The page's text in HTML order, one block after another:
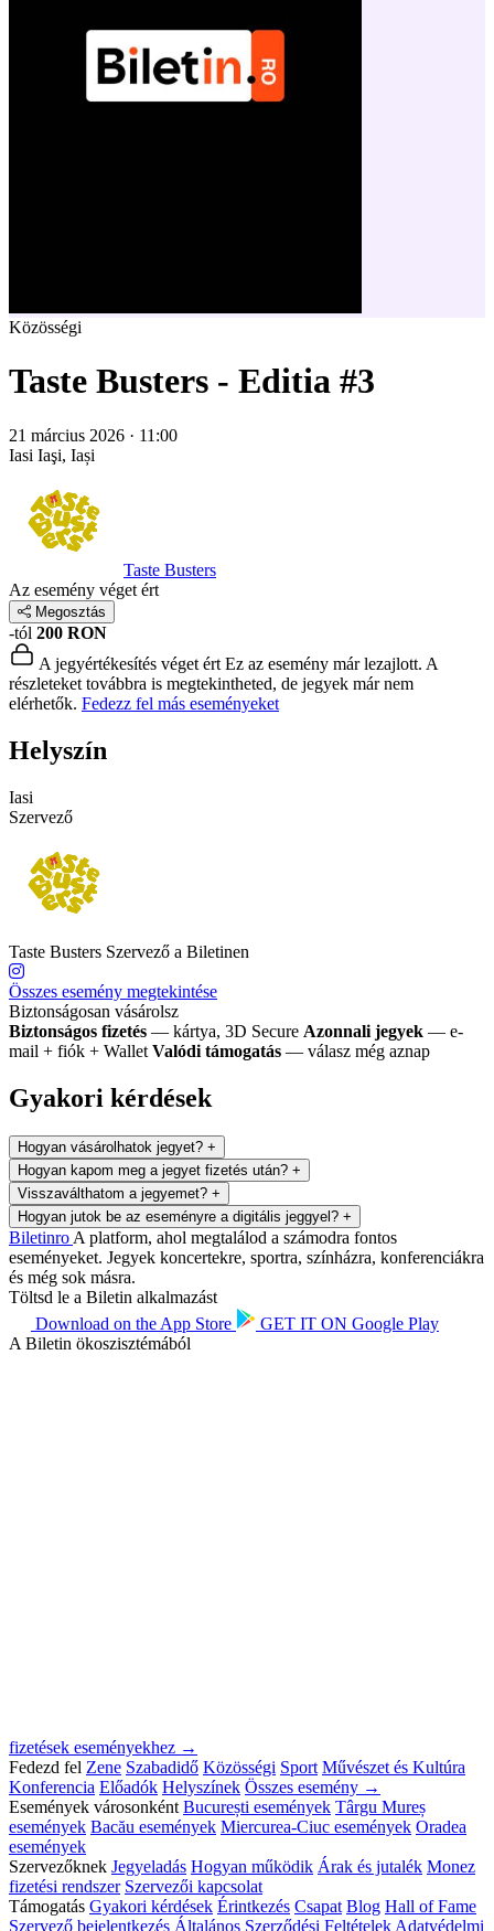
Közösségi
Taste Busters - Editia #3
21 március 2026 · 11:00
Iasi Iaşi, Iași
Taste Busters
Az esemény véget ért
Megosztás
-tól 200 RON
A jegyértékesítés véget ért Ez az esemény már lezajlott. A
részleteket továbbra is megtekintheted, de jegyek már nem
elérhetők. Fedezz fel más eseményeket
Helyszín
Iasi
Szervező
Taste Busters Szervező a Biletinen
Összes esemény megtekintése
Biztonságosan vásárolsz
Biztonságos fizetés — kártya, 3D Secure Azonnali jegyek — e-
mail + fiók + Wallet Valódi támogatás — válasz még aznap
Gyakori kérdések
Hogyan vásárolhatok jegyet? +
Hogyan kapom meg a jegyet fizetés után? +
Visszaválthatom a jegyemet? +
Hogyan jutok be az eseményre a digitális jeggyel? +
Biletinro A platform, ahol megtalálod a számodra fontos
eseményeket. Jegyek koncertekre, sportra, színházra, konferenciákra
és még sok másra.
Töltsd le a Biletin alkalmazást
Download on the App Store GET IT ON Google Play
A Biletin ökoszisztémából
fizetések eseményekhez →
Fedezd fel Zene Szabadidő Közösségi Sport Művészet és Kultúra
Konferencia Előadók Helyszínek Összes esemény →
Események városonként București események Târgu Mureș
események Bacău események Miercurea-Ciuc események Oradea
események
Szervezőknek Jegyeladás Hogyan működik Árak és jutalék Monez
fizetési rendszer Szervezői kapcsolat
Támogatás Gyakori kérdések Érintkezés Csapat Blog Hall of Fame
Szervező bejelentkezés Általános Szerződési Feltételek Adatvédelmi